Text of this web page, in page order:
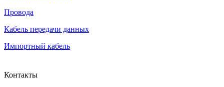
Провода
Кабель передачи данных
Импортный кабель
Контакты